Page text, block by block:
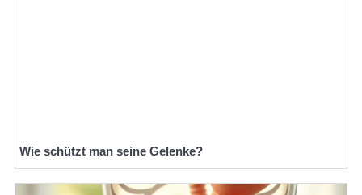
Wie schützt man seine Gelenke?